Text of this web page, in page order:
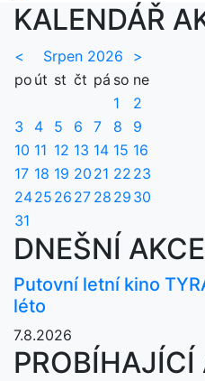
KALENDÁŘ
< Srpen 2026
>
po út st čt pá so ne
1
2
3
4 5 6 7 8
9
10 11 12 13 14 15 16
17 18 19 20 21 22 23
2425 26 27 28 29 30
31
DNEŠNÍ AKCE
Putovní letní kino
léto
7.8.2026
PROBÍHAJÍCÍ